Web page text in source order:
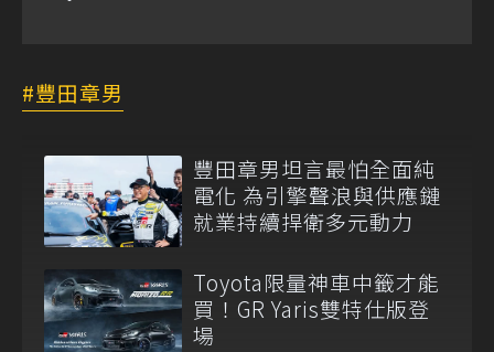
豐田章男
豐田章男坦言最怕全面純
電化 為引擎聲浪與供應鏈
就業持續捍衛多元動力
Toyota限量神車中籤才能
買！GR Yaris雙特仕版登
場